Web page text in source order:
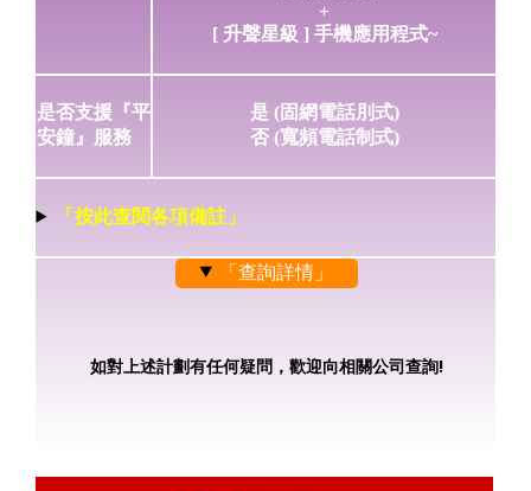
+
[ 升聲星級 ] 手機應用程式~
是否支援『平
安鐘』服務
是 (固網電話刖式)
否 (寬頻電話制式)
「按此查閱各項備註」
「查詢詳情」
如對上述計劃有任何疑問，歡迎向相關公司查詢!